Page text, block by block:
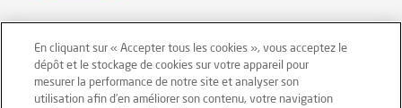
Mentions légales
Conditions générales
En cliquant sur « Accepter tous les cookies », vous acceptez le
dépôt et le stockage de cookies sur votre appareil pour
mesurer la performance de notre site et analyser son
utilisation afin d’en améliorer son contenu, votre navigation